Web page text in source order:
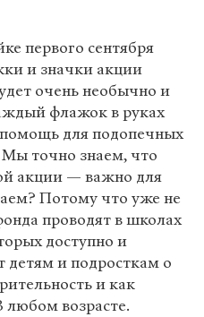
первого сентября
и значки акции
очень необычно и
флажок в руках
для подопечных
точно знаем, что
акции — важно для
Потому что уже не
проводят в школах
доступно и
детям и подросткам о
и как
любом возрасте.